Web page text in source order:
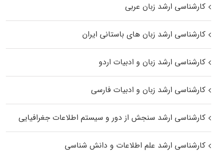
کارشناسی ارشد زبان عربی
کارشناسی ارشد زبان‌ های باستانی ایران
کارشناسی ارشد زبان و ادبیات اردو
کارشناسی ارشد زبان و ادبیات فارسی
کارشناسی ارشد سنجش از دور و سیستم اطلاعات جغرافیایی
کارشناسی ارشد علم اطلاعات و دانش شناسی